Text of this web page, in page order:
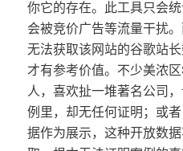
你它的存在。此工具只会
会被竞价广告等流量干扰
无法获取该网站的谷歌站
才有参考价值。不少美浓
人，喜欢扯一堆著名公司
例里，却无任何证明；或
据作为展示，这种开放数